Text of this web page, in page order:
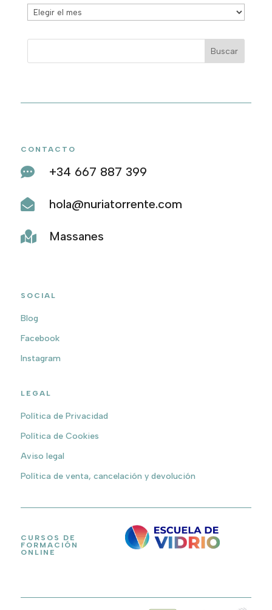
Año
año
CONTACTO
 +34 667 887 399
 hola@nuriatorrente.com
 Massanes
SOCIAL
Blog
Facebook
Instagram
LEGAL
Política de Privacidad
Política de Cookies
Aviso legal
Política de venta, cancelación y devolución
CURSOS DE
FORMACIÓN
ONLINE